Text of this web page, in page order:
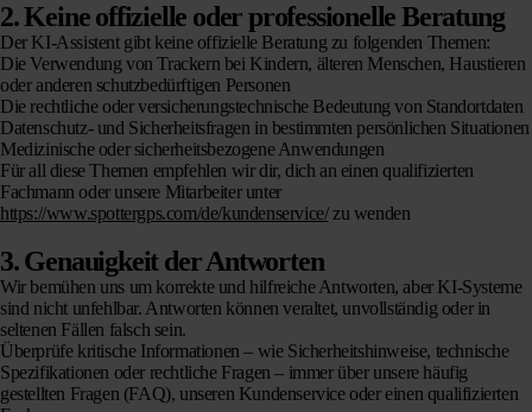
2. Keine offizielle oder professionelle Beratung
Der KI-Assistent gibt keine offizielle Beratung zu folgenden Themen:
Die Verwendung von Trackern bei Kindern, älteren Menschen, Haustieren
oder anderen schutzbedürftigen Personen
Die rechtliche oder versicherungstechnische Bedeutung von Standortdaten
Datenschutz- und Sicherheitsfragen in bestimmten persönlichen Situationen
Medizinische oder sicherheitsbezogene Anwendungen
Für all diese Themen empfehlen wir dir, dich an einen qualifizierten
Fachmann oder unsere Mitarbeiter unter
https://www.spottergps.com/de/kundenservice/zu wenden
3. Genauigkeit der Antworten
Wir bemühen uns um korrekte und hilfreiche Antworten, aber KI-Systeme
sind nicht unfehlbar. Antworten können veraltet, unvollständig oder in
seltenen Fällen falsch sein.
Überprüfe kritische Informationen – wie Sicherheitshinweise, technische
Spezifikationen oder rechtliche Fragen – immer über unsere häufig
gestellten Fragen (FAQ), unseren Kundenservice oder einen qualifizierten